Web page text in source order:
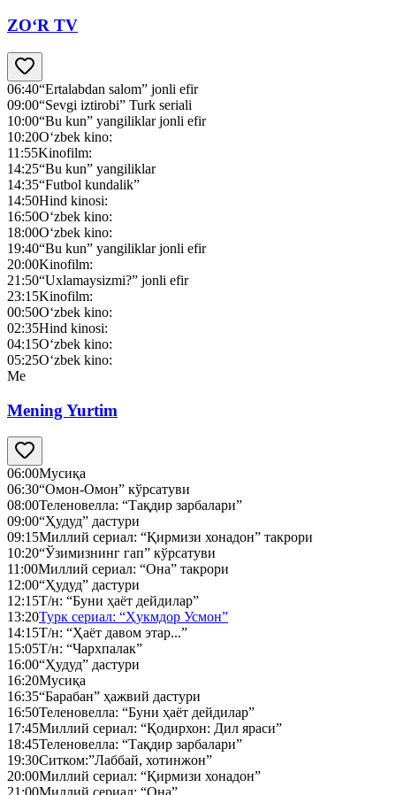
ZO‘R TV
06:40“Ertalabdan salom” jonli efir
09:00“Sevgi iztirobi” Turk seriali
10:00“Bu kun” yangiliklar jonli efir
10:20O‘zbek kino:
11:55Kinofilm:
14:25“Bu kun” yangiliklar
14:35“Futbol kundalik”
14:50Hind kinosi:
16:50O‘zbek kino:
18:00O‘zbek kino:
19:40“Bu kun” yangiliklar jonli efir
20:00Kinofilm:
21:50“Uxlamaysizmi?” jonli efir
23:15Kinofilm:
00:50O‘zbek kino:
02:35Hind kinosi:
04:15O‘zbek kino:
05:25O‘zbek kino:
Me
Mening Yurtim
06:00Мусиқа
06:30“Омон-Омон” кўрсатуви
08:00Теленовелла: “Тақдир зарбалари”
09:00“Ҳудуд” дастури
09:15Миллий сериал: “Қирмизи хонадон” такрори
10:20“Ўзимизнинг гап” кўрсатуви
11:00Миллий сериал: “Она” такрори
12:00“Ҳудуд” дастури
12:15Т/н: “Буни ҳаёт дейдилар”
13:20Турк сериал: “Ҳукмдор Усмон”
14:15Т/н: “Ҳаёт давом этар...”
15:05Т/н: “Чархпалак”
16:00“Ҳудуд” дастури
16:20Мусиқа
16:35“Барабан” ҳажвий дастури
16:50Теленовелла: “Буни ҳаёт дейдилар”
17:45Миллий сериал: “Қодирхон: Дил яраси”
18:45Теленовелла: “Тақдир зарбалари”
19:30Ситком:”Лаббай, хотинжон”
20:00Миллий сериал: “Қирмизи хонадон”